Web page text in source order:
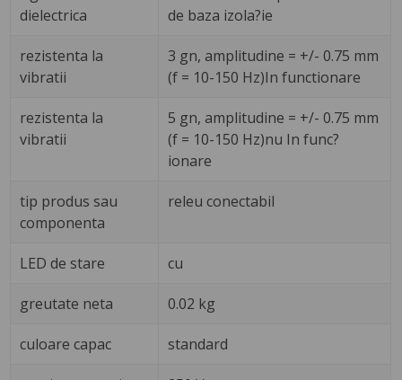
dielectrica
de baza izola?ie
rezistenta la
vibratii
3 gn, amplitudine = +/- 0.75 mm
(f = 10-150 Hz)In functionare
rezistenta la
vibratii
5 gn, amplitudine = +/- 0.75 mm
(f = 10-150 Hz)nu In func?
ionare
tip produs sau
componenta
releu conectabil
LED de stare cu
greutate neta 0.02 kg
culoare capac standard